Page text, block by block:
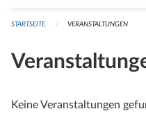
STARTSEITE VERANSTALTUNGEN
Keine Veranstaltungen